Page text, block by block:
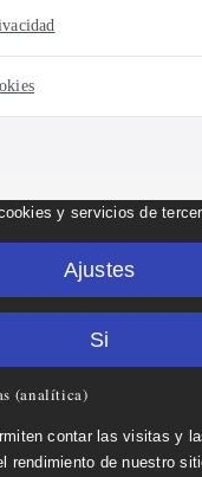
y servicios de
Ajustes
Si
(analítica)
contar las visitas y
rendimiento de nuestro